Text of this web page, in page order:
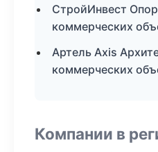
СтройИнвест
коммерческих
Артель Axis
коммерческих
Компании в